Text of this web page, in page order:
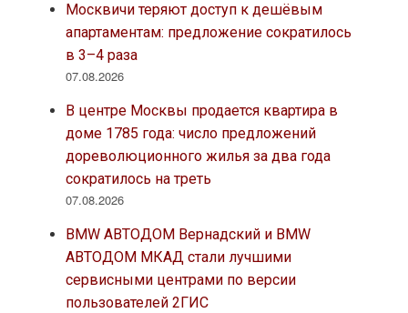
Москвичи теряют доступ к дешёвым
апартаментам: предложение сократилось
в 3–4 раза
07.08.2026
В центре Москвы продается квартира в
доме 1785 года: число предложений
дореволюционного жилья за два года
сократилось на треть
07.08.2026
BMW АВТОДОМ Вернадский и BMW
АВТОДОМ МКАД стали лучшими
сервисными центрами по версии
пользователей 2ГИС